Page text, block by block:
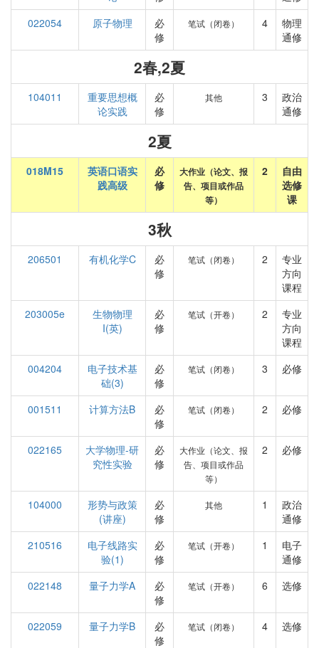
022054
原子物理
必
修
笔试（闭卷） 4
物理
通修
2春,2夏
104011
重要思想概
论实践
必
修
其他 3
政治
通修
2夏
018M15
英语口语实
践高级
必
修
大作业（论文、报
告、项目或作品
等）
2
自由
选修
课
3秋
206501 有机化学C
必
修
笔试（闭卷） 2
专业
方向
课程
203005e
生物物理
I(英)
必
修
笔试（开卷） 2
专业
方向
课程
004204
电子技术基
础(3)
必
修
笔试（闭卷） 3 必修
001511 计算方法B
必
修
笔试（闭卷） 2 必修
022165
大学物理-研
究性实验
必
修
大作业（论文、报
告、项目或作品
等）
2 必修
104000
形势与政策
(讲座)
必
修
其他 1
政治
通修
210516
电子线路实
验(1)
必
修
笔试（开卷） 1
电子
通修
022148
量子力学A
必
修
笔试（开卷） 6 选修
022059 量子力学B
必
修
笔试（闭卷） 4 选修